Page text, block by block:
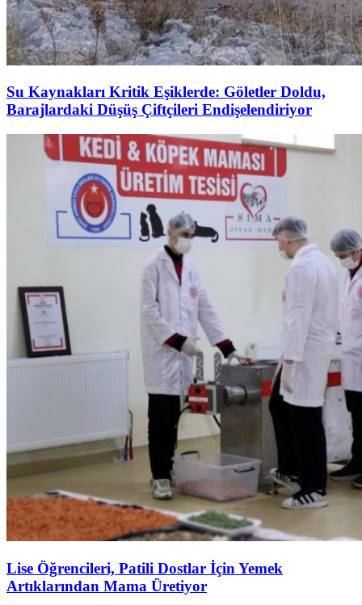
Su Kaynakları Kritik Eşiklerde: Göletler Doldu,
Barajlardaki Düşüş Çiftçileri Endişelendiriyor
Lise Öğrencileri, Patili Dostlar İçin Yemek
Artıklarından Mama Üretiyor